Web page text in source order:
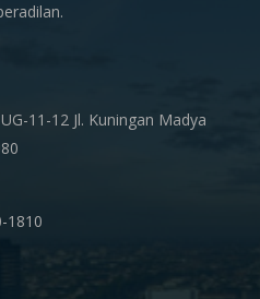
11-12 Jl. Kuningan Madya
1810